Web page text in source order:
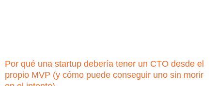
Por qué una startup debería tener un CTO desde el
propio MVP (y cómo puede conseguir uno sin morir